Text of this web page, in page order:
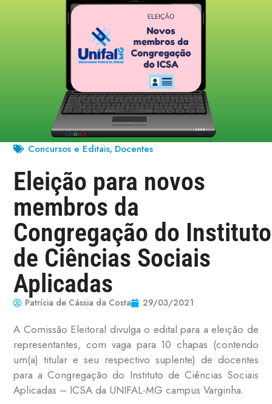
Concursos e Editais, Docentes
Eleição para novos
membros da
Congregação do Instituto
de Ciências Sociais
Aplicadas
Patrícia de Cássia da Costa 29/03/2021
A Comissão Eleitoral divulga o edital para a eleição de
representantes, com vaga para 10 chapas (contendo
um(a) titular e seu respectivo suplente) de docentes
para a Congregação do Instituto de Ciências Sociais
Aplicadas – ICSA da UNIFAL-MG campus Varginha.